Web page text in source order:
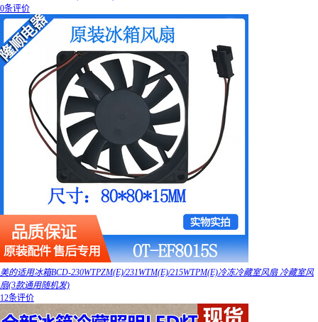
0条评价
美的适用冰箱BCD-230WTPZM(E)/231WTM(E)/215WTPM(E)冷冻冷藏室风扇 冷藏室风
扇(3款通用随机发)
12条评价